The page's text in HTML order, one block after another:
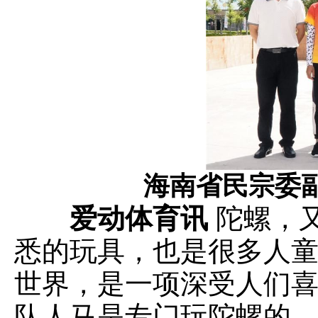
海南省民宗委
爱动体育讯 陀螺，
悉的玩具，也是很多人
世界，是一项深受人们